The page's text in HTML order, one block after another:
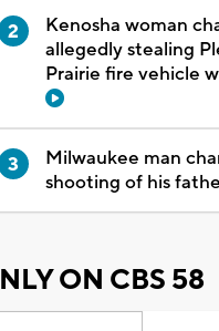
Kenosha woman
allegedly stealing
Prairie fire vehicle
Milwaukee man
shooting of his
ON CBS 58